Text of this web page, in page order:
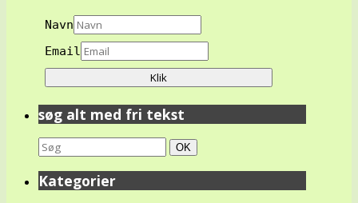
Navn
Email
søg alt med fri tekst
Search
for:
Søg
OK
Kategorier